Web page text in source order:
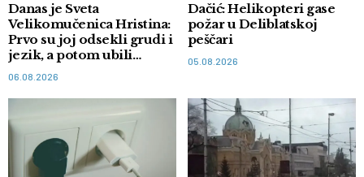
Danas je Sveta
Velikomučenica Hristina:
Prvo su joj odsekli grudi i
jezik, a potom ubili
mačem
06.08.2026
Dačić: Helikopteri gase
požar u Deliblatskoj
peščari
05.08.2026